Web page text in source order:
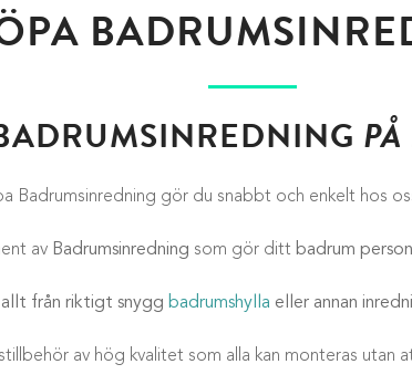
Badrumsinredning gör du snabbt och enkelt hos
av Badrumsinredning som gör ditt badrum
allt från riktigt snygg badrumshylla eller annan
av hög kvalitet som alla kan monteras utan